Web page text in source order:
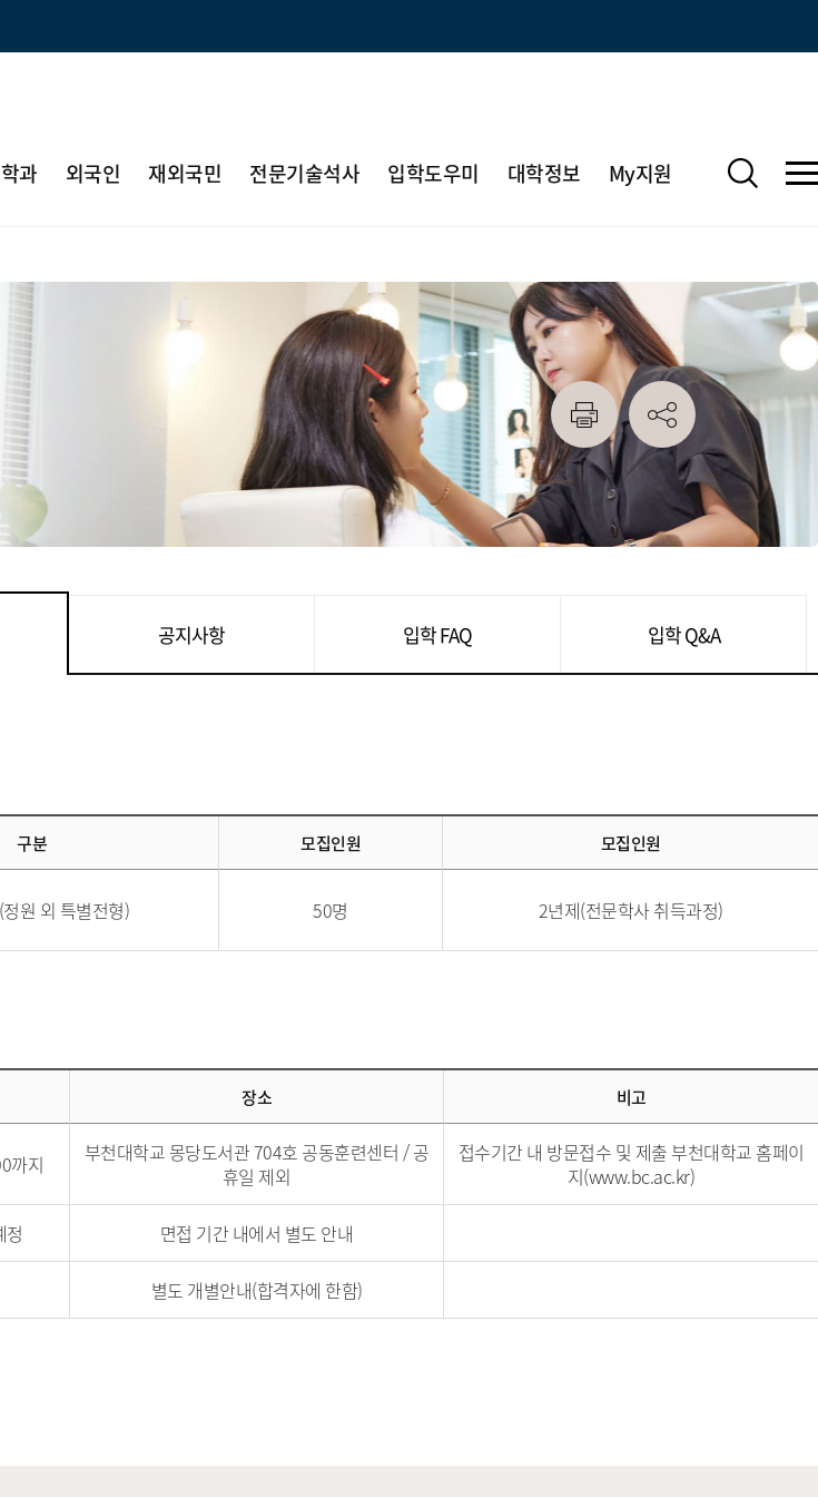
과 외국인 재외국민 전문기술석사 입학도우미 대학정보 My지원
공지사항 입학 FAQ 입학 Q&A
구분 모집인원 모집인원
원 외 특별전형) 50명 2년제(전문학사 취득과정)
장소 비고
까지
부천대학교 몽당도서관 704호 공동훈련센터 / 공
휴일 제외
접수기간 내 방문접수 및 제출 부천대학교 홈페이
지(www.bc.ac.kr)
정 면접 기간 내에서 별도 안내
별도 개별안내(합격자에 한함)